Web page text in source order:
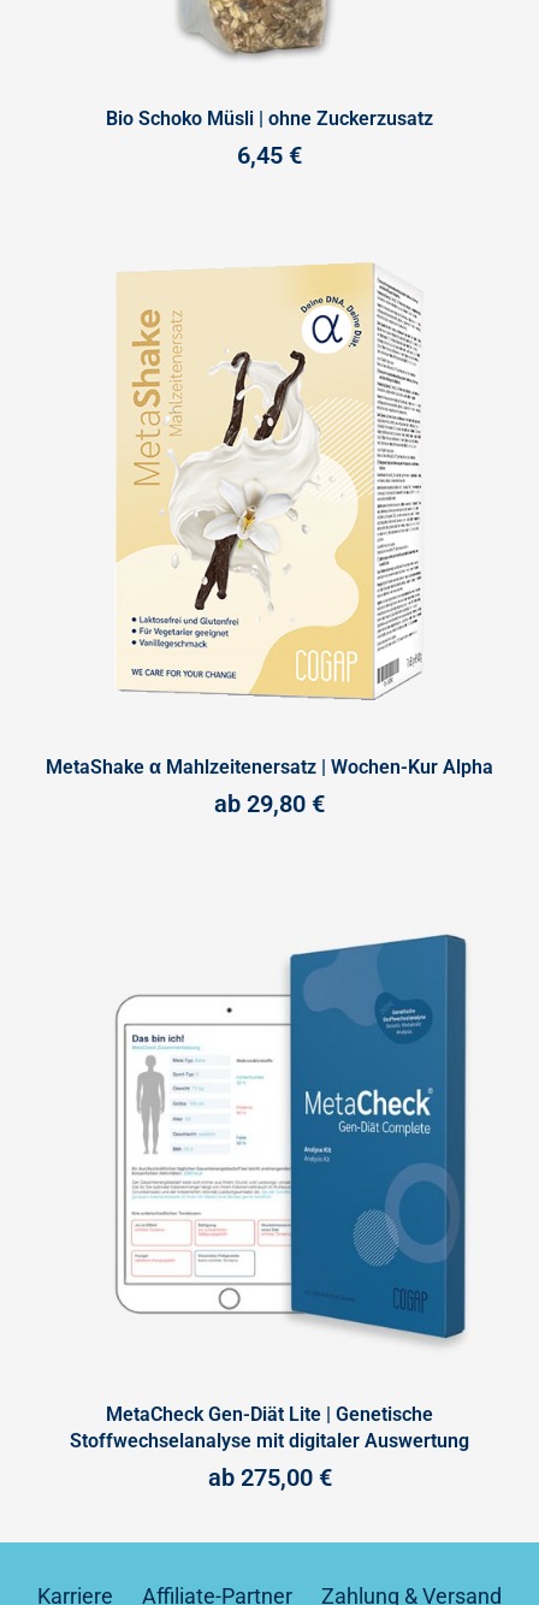
Bio Schoko Müsli | ohne Zuckerzusatz
6,45 €
MetaShake α Mahlzeitenersatz | Wochen-Kur Alpha
ab 29,80 €
MetaCheck Gen-Diät Lite | Genetische
Stoffwechselanalyse mit digitaler Auswertung
ab 275,00 €
Karriere Affiliate-Partner Zahlung & Versand